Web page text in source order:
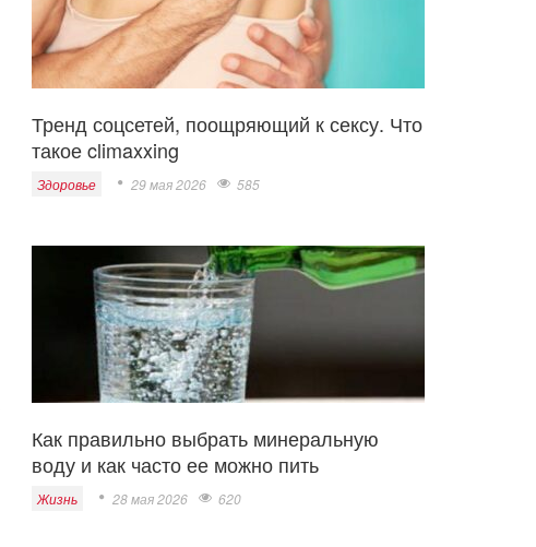
Тренд соцсетей, поощряющий к сексу. Что
такое climaxxing
Здоровье 29 мая 2026 585
Как правильно выбрать минеральную
воду и как часто ее можно пить
Жизнь 28 мая 2026 620